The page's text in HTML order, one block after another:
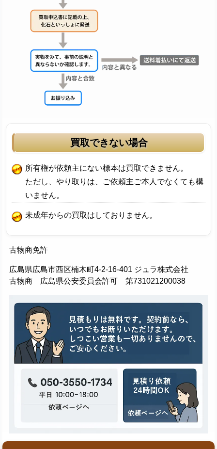
買取できない場合
所有権が依頼主にない標本は買取できません。
ただし、やり取りは、ご依頼主ご本人でなくても構
いません。
未成年からの買取はしておりません。
古物商免許
広島県広島市西区楠木町4-2-16-401 ジュラ株式会社
古物商 広島県公安委員会許可 第731021200038